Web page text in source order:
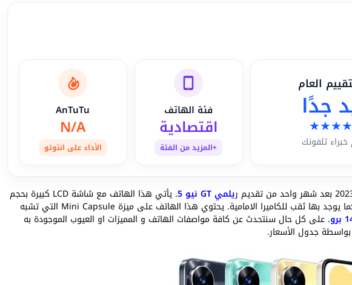
العام
جدًا
★★★★
خبراء تلفونك
فئة الهاتف
اقتصادية
+المزيد من الفئة
AnTuTu
N/A
الأداء على انتوتو
يلمي GT نيو 5 . يأتي هذا الهاتف مع شاشة LCD كبيرة بحجم
6.72 بوصة تدعم معدل تحديث 90 هرتز كما يوجد بها ثقب للكاميرا الامامية. يحتوي هذا الهاتف على ميزة Mini Capsule التي تشبه
. على كل حال سنتحدث عن كافة مواصفات الهاتف و المميزات او العيوب الموجودة به
جدول الأسعار.